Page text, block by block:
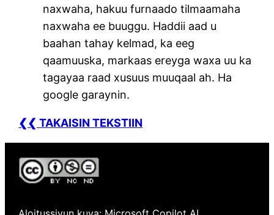
naxwaha, hakuu furnaado tilmaamaha
naxwaha ee buuggu. Haddii aad u
baahan tahay kelmad, ka eeg
qaamuuska, markaas ereyga waxa uu ka
tagayaa raad xusuus muuqaal ah. Ha
google garaynin.
❮❮ TAKAISIN TEKSTIIN